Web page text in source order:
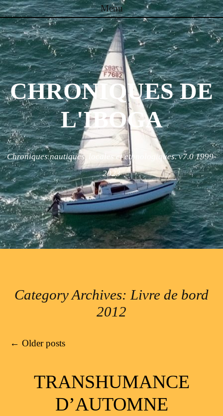
Menu
Skip to content
CHRONIQUES DE
L'IBOGA
Chroniques nautiques, locales et ethnologiques. v7.0 1999-
2023
Category Archives: Livre de bord
2012
Post navigation
← Older posts
TRANSHUMANCE
D’AUTOMNE